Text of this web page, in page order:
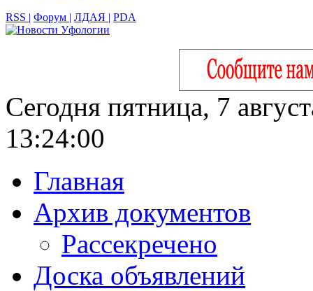
RSS | Форум | ЛДАЯ | PDA
Сегодня пятница, 7
13:24:01
Главная
Архив документов
Рассекречено
Доска объявлений